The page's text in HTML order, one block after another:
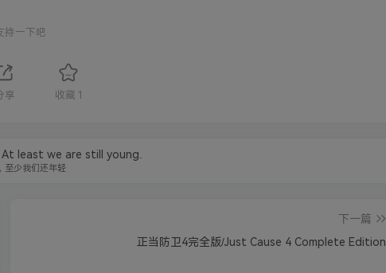
持一下吧
享 收藏 1
least we are still young.
至少我们还年轻
下一篇
正当防卫4完全版/Just Cause 4 Complete Edition